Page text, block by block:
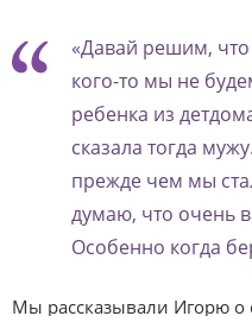
«Давай решим, что
кого-то мы не
ребенка из
сказала тогда
прежде чем мы
думаю, что очень
Особенно когда
Мы рассказывали Игорю о